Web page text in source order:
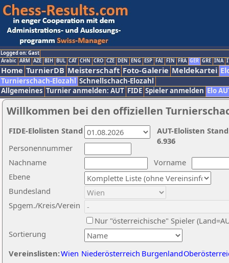
Logged on: Gast
Arabic ARM AZE BIH BUL CAT CHN CRO CZE DEN ENG ESP FAI FIN FRA GER GRE INA
Home TurnierDB Meisterschaft Foto-Galerie Meldekartei
Turnierschach-Elozahl Schnellschach-Elozahl
Allgemeines Turnier anmelden: AUT FIDE Spieler anmelden Elo
Willkommen bei den offiziellen
Nachname
Vorname
Ebene
Sortierung
Personennummer
Bundesland
Spgem./Kreis/Verein
Nur "österreichische" Spieler
Vereinslisten:Wien Niederösterreich Burgenland
AUT-Elolisten
6.936
FIDE-Elolisten Stand